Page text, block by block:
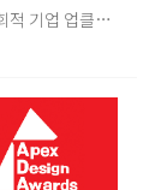
홈퍼니싱 리테일 기업 이케아 코리아가 사회적 기업 업클로스(Upcloth)와 협력해 재봉 서비스를 선보인다. 이번 협업은 이케